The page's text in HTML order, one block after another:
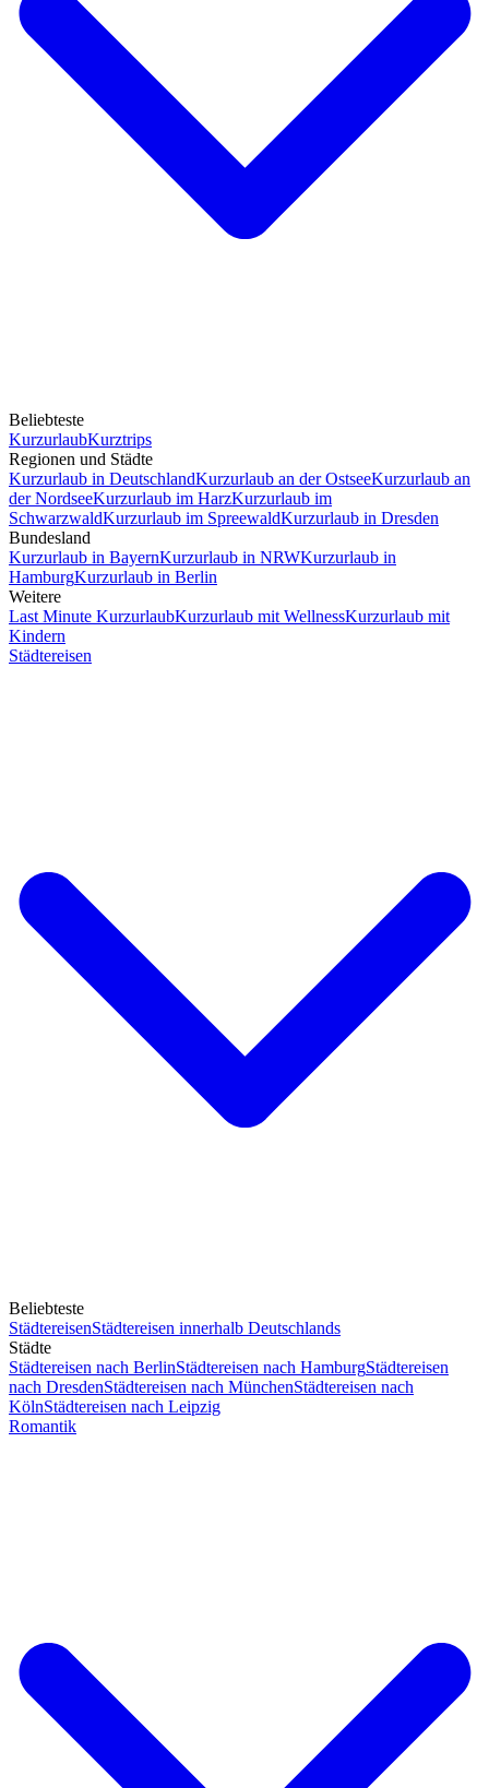
Beliebteste
KurzurlaubKurztrips
Regionen und Städte
Kurzurlaub in DeutschlandKurzurlaub an der OstseeKurzurlaub an
der NordseeKurzurlaub im HarzKurzurlaub im
SchwarzwaldKurzurlaub im SpreewaldKurzurlaub in Dresden
Bundesland
Kurzurlaub in BayernKurzurlaub in NRWKurzurlaub in
HamburgKurzurlaub in Berlin
Weitere
Last Minute KurzurlaubKurzurlaub mit WellnessKurzurlaub mit
Kindern
Städtereisen
Beliebteste
StädtereisenStädtereisen innerhalb Deutschlands
Städte
Städtereisen nach BerlinStädtereisen nach HamburgStädtereisen
nach DresdenStädtereisen nach MünchenStädtereisen nach
KölnStädtereisen nach Leipzig
Romantik